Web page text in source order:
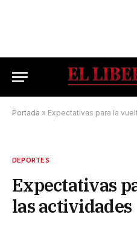
Portada » Expectativas para la
DEPORTES
Expectativas
las actividades